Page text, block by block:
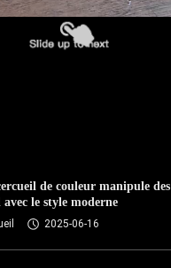
de couleur manipule des
avec le style moderne
2025-06-16